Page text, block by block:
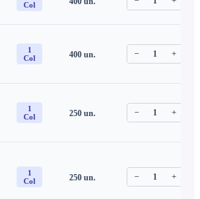
Col
1
Col
400 un. − 1 +
1
Col
250 un. − 1 +
1
Col
250 un. − 1 +